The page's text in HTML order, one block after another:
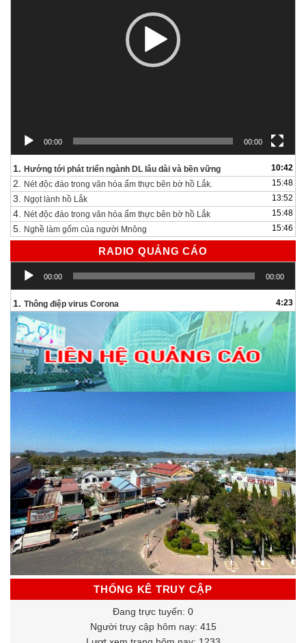
00:00 00:00
1. Hướng tới phát triển ngành DL lâu dài và bền vững 10:42
2. Nét độc đáo trong văn hóa ẩm thực bên bờ hồ Lắk. 15:48
3. Ngọt lành hồ Lắk 13:52
4. Nét độc đáo trong văn hóa ẩm thực bên bờ hồ Lắk 15:48
5. Nghề làm gốm của người Mnông 15:46
RADIO QUẢNG CÁO
Trình
chơi
00:00 00:00
1. Thông điệp virus Corona 4:23
THỐNG KÊ TRUY CẬP
Đang trực tuyến: 0
Người truy cập hôm nay: 415